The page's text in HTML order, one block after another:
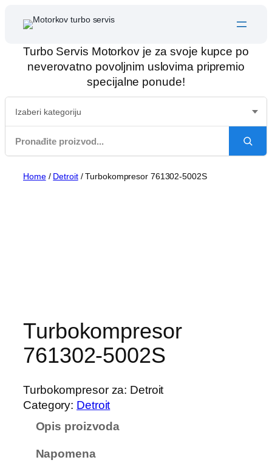
Turbo Servis Motorkov je za svoje kupce po
neverovatno povoljnim uslovima pripremio
specijalne ponude!
Home/ Detroit/ Turbokompresor 761302-5002S
Turbokompresor
761302-5002S
Turbokompresor za: Detroit
Category: Detroit
Opis proizvoda
Napomena